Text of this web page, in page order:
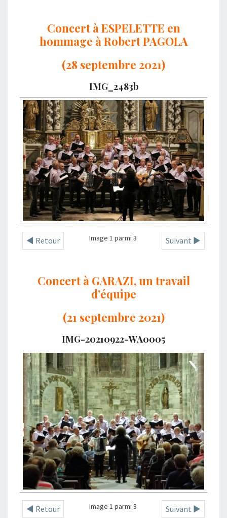
Concert à ESPELETTE en
hommage à Robert PAGOLA
(28 septembre 2021)
IMG_2483b
◄ Retour Suivant ►
Image 1 parmi 3
Concert à GARAZI, un travail
d’équipe
(21 septembre 2021)
IMG-20210922-WA0005
◄ Retour Suivant ►
Image 1 parmi 3